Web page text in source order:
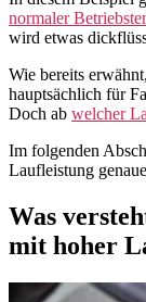
normaler
wird etwas
Wie bereits
hauptsächlich für
Doch ab welcher
Im folgenden
Laufleistung
Was
mit hoher